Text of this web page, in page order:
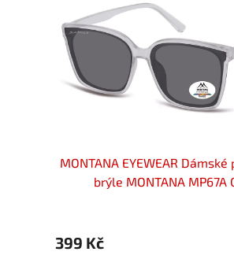
MONTANA EYEWEAR
brýle MONTANA MP67A
399 Kč